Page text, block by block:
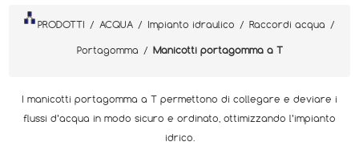
PRODOTTI / ACQUA / Impianto idraulico / Raccordi acqua /
Portagomma / Manicotti portagomma a T
I manicotti portagomma a T permettono di collegare e deviare i
flussi d’acqua in modo sicuro e ordinato, ottimizzando l’impianto
idrico.